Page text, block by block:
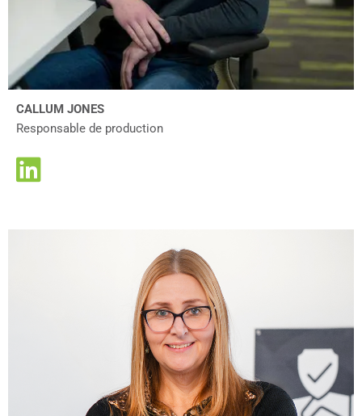
CALLUM JONES
Responsable de production